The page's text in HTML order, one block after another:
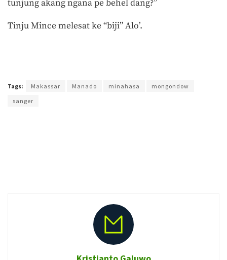
tunjung akang ngana pe behel dang?”
Tinju Mince melesat ke “biji” Alo’.
Tags: Makassar Manado minahasa
mongondow
sanger